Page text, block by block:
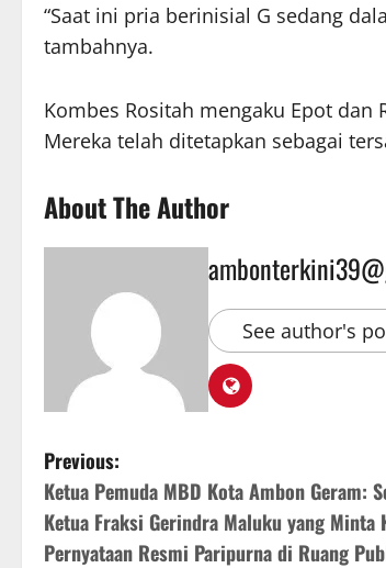
“Saat ini pria berinisial G sedang
tambahnya.
Kombes Rositah mengaku Epot
Mereka telah ditetapkan sebagai
About The Author
See author's
Previous:
Ketua Pemuda MBD Kota Ambon Geram:
Ketua Fraksi Gerindra Maluku yang Minta
Pernyataan Resmi Paripurna di Ruang